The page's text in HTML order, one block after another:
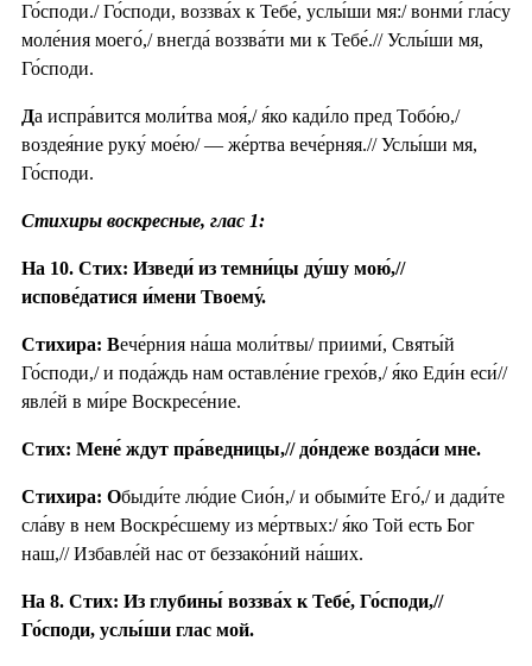
Го́споди./ Го́споди, воззва́х к Тебе́, услы́ши мя:/ вонми́ гла́су
моле́ния моего́,/ внегда́ воззва́ти ми к Тебе́.// Услы́ши мя,
Го́споди.
Да испра́вится моли́тва моя́,/ я́ко кади́ло пред Тобо́ю,/
воздея́ние руку́ мое́ю/ — же́ртва вече́рняя.// Услы́ши мя,
Го́споди.
Стихиры воскресные, глас 1:
На 10. Стих: Изведи́ из темни́цы ду́шу мою́,//
испове́датися и́мени Твоему́.
Стихира: Вече́рния на́ша моли́твы/ приими́, Святы́й
Го́споди,/ и пода́ждь нам оставле́ние грехо́в,/ я́ко Еди́н еси́//
явле́й в ми́ре Воскресе́ние.
Стих: Мене́ ждут пра́ведницы,// до́ндеже возда́си мне.
Стихира: Обыди́те лю́дие Сио́н,/ и обыми́те Его́,/ и дади́те
сла́ву в нем Воскре́сшему из ме́ртвых:/ я́ко Той есть Бог
наш,// Избавле́й нас от беззако́ний на́ших.
На 8. Стих: Из глубины́ воззва́х к Тебе́, Го́споди,//
Го́споди, услы́ши глас мой.